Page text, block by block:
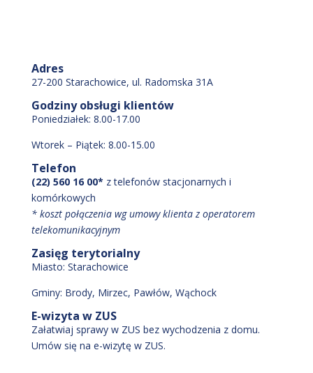
Adres
27-200 Starachowice, ul. Radomska 31A
Godziny obsługi klientów
Poniedziałek: 8.00-17.00
Wtorek – Piątek: 8.00-15.00
Telefon
(22) 560 16 00* z telefonów stacjonarnych i
komórkowych
* koszt połączenia wg umowy klienta z operatorem
telekomunikacyjnym
Zasięg terytorialny
Miasto: Starachowice
Gminy: Brody, Mirzec, Pawłów, Wąchock
E-wizyta w ZUS
Załatwiaj sprawy w ZUS bez wychodzenia z domu.
Umów się na e-wizytę w ZUS.